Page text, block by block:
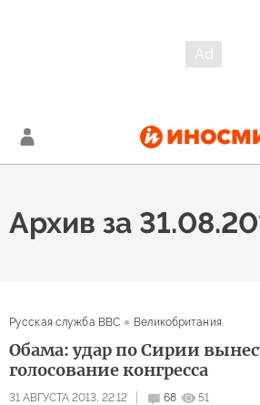
Архив за
Русская служба BBC Великобритания
Обама: удар по Сирии
голосование конгресса
31 АВГУСТА 2013, 22:12 68 51